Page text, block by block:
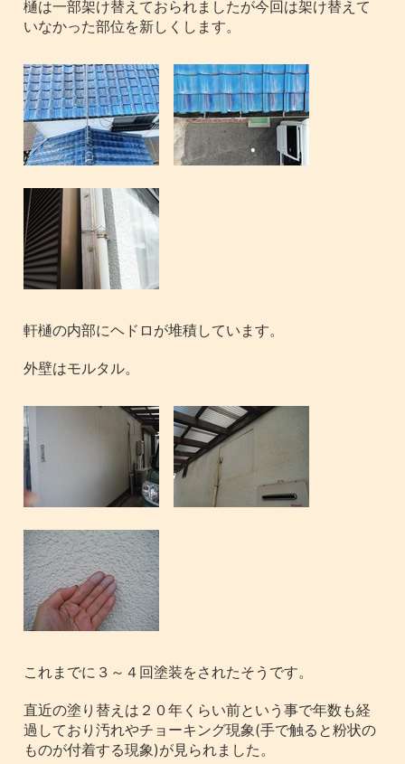
樋は一部架け替えておられましたが今回は架け替えて
いなかった部位を新しくします。
軒樋の内部にヘドロが堆積しています。
外壁はモルタル。
これまでに３～４回塗装をされたそうです。
直近の塗り替えは２０年くらい前という事で年数も経
過しており汚れやチョーキング現象(手で触ると粉状の
ものが付着する現象)が見られました。